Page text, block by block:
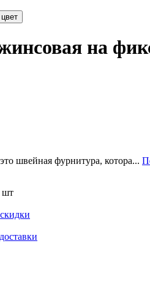
Выбрать другой цвет
на
швейная фурнитура, котора...
шт
скидки